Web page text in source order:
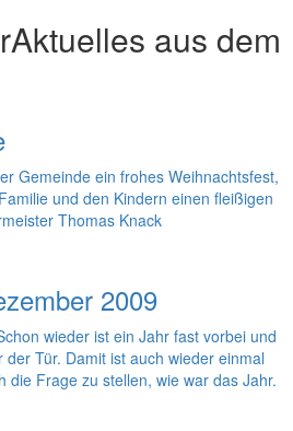
Aktuelles aus dem
Gemeinde ein frohes Weihnachtsfest,
und den Kindern einen fleißigen
Thomas Knack
2009
wieder ist ein Jahr fast vorbei und
Tür. Damit ist auch wieder einmal
die Frage zu stellen, wie war das Jahr.